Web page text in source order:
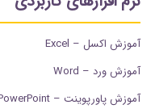
آموزش اکسل – Excel
آموزش ورد – Word
آموزش پاورپوینت – PowerPoint